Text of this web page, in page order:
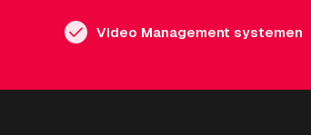
Video Management systemen